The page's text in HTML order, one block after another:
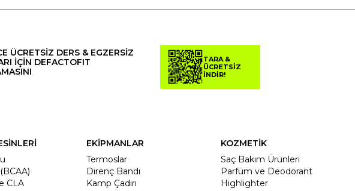
ÜCRETSİZ DERS & EGZERSİZ
İÇİN DEFACTOFIT
TARA &
ÜCRETSİZ
İNDİR!
CLA
EKİPMANLAR
Termoslar
Direnç Bandı
Kamp Çadırı
KOZMETİK
Saç Bakım Ürünleri
Parfüm ve Deodorant
Highlighter